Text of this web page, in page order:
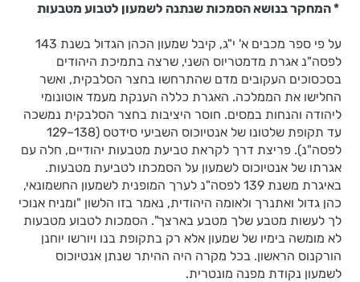
* המחקר בנושא הסמכות שנתנה לשמעון לטבוע מטבעות
על פי ספר מכבים א' י"ג, קיבל שמעון הכהן הגדול בשנת 143
לפסה"נ אגרת מדמטריוס השני, שרצה בתמיכת היהודים
בסכסוכים העקובים מדם שהתרחשו בחצר הסלבקית, ואשר
החלישו את הממלכה. האגרת כללה הענקת מעמד אוטונומי
ליהודה והנחות במסים. חוסר היציבות בחצר הסלבקית נמשכה
עד תקופת שלטונו של אנטיוכוס השביעי סידטס (138–129
לפסה"נ). פריצת דרך לקראת טביעת מטבעות יהודיים, חלה עם
אגרתו של אנטיוכוס לשמעון על הסמכתו לטביעת מטבעות.
באיגרת משנת 139 לפסה"נ לערך המופנית לשמעון החשמונאי,
כהן גדול ואתנרך ולאומה היהודית, נאמר בזו הלשון "ומניח אנוכי
לך לעשות מטבע שלך מטבע בארצך". הסמכות לטבוע מטבעות
לא מומשה בימיו של שמעון אלא רק בתקופת בנו ויורשו יוחנן
הורקנוס הראשון. בכל מקרה היה ההיתר שנתן אנטיוכוס
לשמעון נקודת מפנה מונטרית.